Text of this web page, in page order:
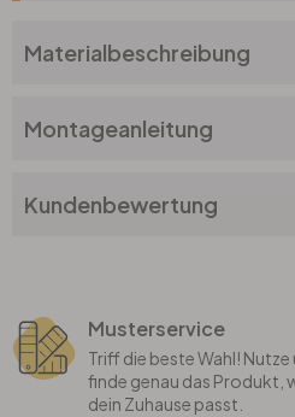
Materialbeschreibung
Montageanleitung
Kundenbewertung
Musterservice
Triff die beste Wahl!
finde genau das Produkt,
dein Zuhause passt.